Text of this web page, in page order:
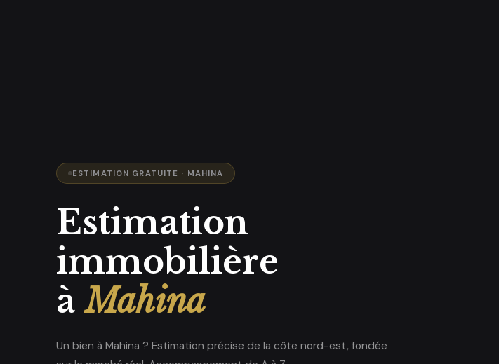
ESTIMATION GRATUITE · MAHINA
Estimation
immobilière
àMahina
Un bien à Mahina ? Estimation précise de la côte nord-est, fondée